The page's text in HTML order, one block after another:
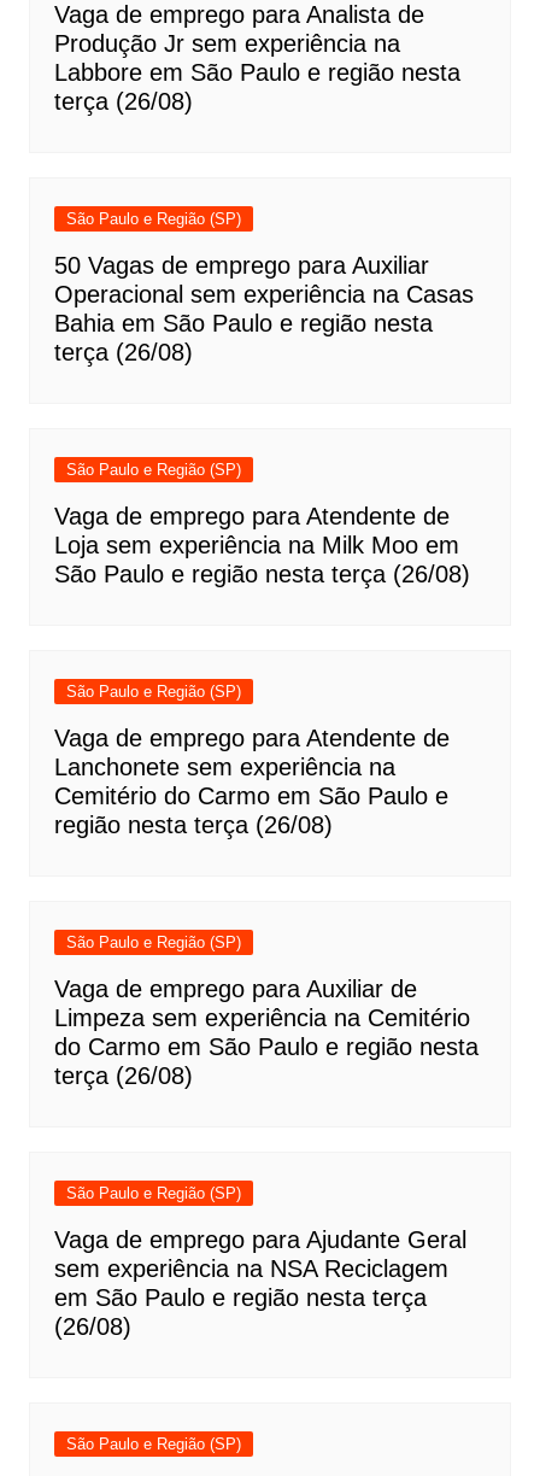
Vaga de emprego para Analista de
Produção Jr sem experiência na
Labbore em São Paulo e região nesta
terça (26/08)
São Paulo e Região (SP)
50 Vagas de emprego para Auxiliar
Operacional sem experiência na Casas
Bahia em São Paulo e região nesta
terça (26/08)
São Paulo e Região (SP)
Vaga de emprego para Atendente de
Loja sem experiência na Milk Moo em
São Paulo e região nesta terça (26/08)
São Paulo e Região (SP)
Vaga de emprego para Atendente de
Lanchonete sem experiência na
Cemitério do Carmo em São Paulo e
região nesta terça (26/08)
São Paulo e Região (SP)
Vaga de emprego para Auxiliar de
Limpeza sem experiência na Cemitério
do Carmo em São Paulo e região nesta
terça (26/08)
São Paulo e Região (SP)
Vaga de emprego para Ajudante Geral
sem experiência na NSA Reciclagem
em São Paulo e região nesta terça
(26/08)
São Paulo e Região (SP)